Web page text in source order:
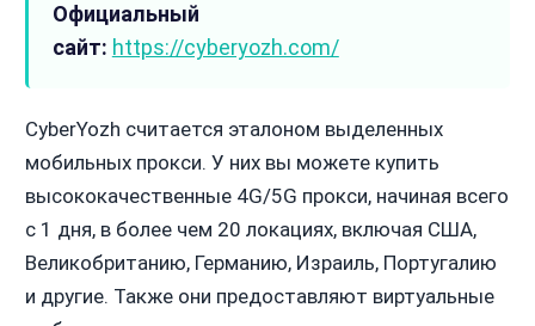
Официальный
сайт: https://cyberyozh.com/
CyberYozh считается эталоном выделенных
мобильных прокси. У них вы можете купить
высококачественные 4G/5G прокси, начиная всего
с 1 дня, в более чем 20 локациях, включая США,
Великобританию, Германию, Израиль, Португалию
и другие. Также они предоставляют виртуальные